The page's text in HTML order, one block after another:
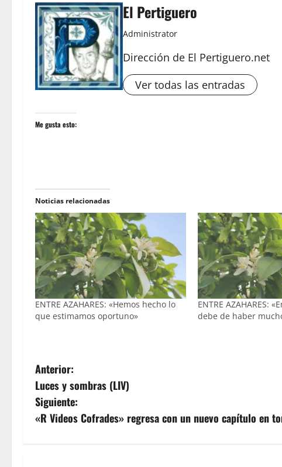
El Pertiguero
Administrator
Dirección de El Pertiguero.net
Ver todas las entradas
Me gusta esto:
Noticias relacionadas
ENTRE AZAHARES: «Hemos hecho lo
que estimamos oportuno»
ENTRE AZAHARES:
debe de haber
N
a
v
Anterior:
Luces y sombras (LIV)
Siguiente:
«R Videos Cofrades» regresa con un nuevo capítulo en